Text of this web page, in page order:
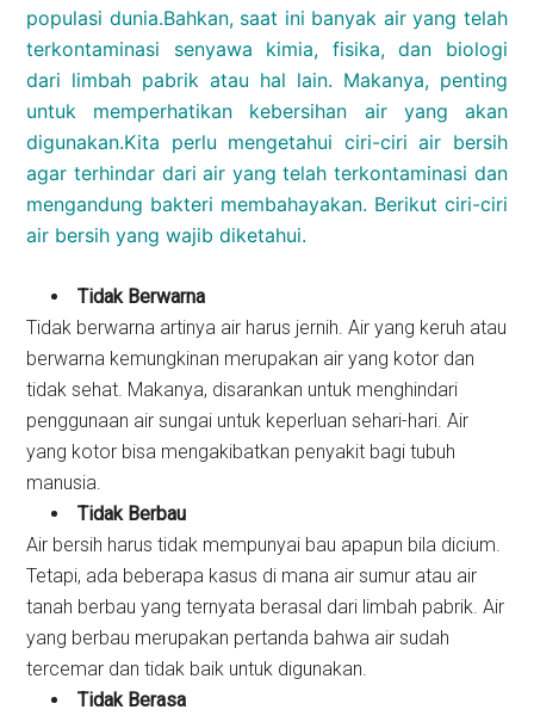
populasi dunia.Bahkan, saat ini banyak air yang telah
terkontaminasi senyawa kimia, fisika, dan biologi
dari limbah pabrik atau hal lain. Makanya, penting
untuk memperhatikan kebersihan air yang akan
digunakan.Kita perlu mengetahui ciri-ciri air bersih
agar terhindar dari air yang telah terkontaminasi dan
mengandung bakteri membahayakan. Berikut ciri-ciri
air bersih yang wajib diketahui.
Tidak Berwarna
Tidak berwarna artinya air harus jernih. Air yang keruh atau
berwarna kemungkinan merupakan air yang kotor dan
tidak sehat. Makanya, disarankan untuk menghindari
penggunaan air sungai untuk keperluan sehari-hari. Air
yang kotor bisa mengakibatkan penyakit bagi tubuh
manusia.
Tidak Berbau
Air bersih harus tidak mempunyai bau apapun bila dicium.
Tetapi, ada beberapa kasus di mana air sumur atau air
tanah berbau yang ternyata berasal dari limbah pabrik. Air
yang berbau merupakan pertanda bahwa air sudah
tercemar dan tidak baik untuk digunakan.
Tidak Berasa